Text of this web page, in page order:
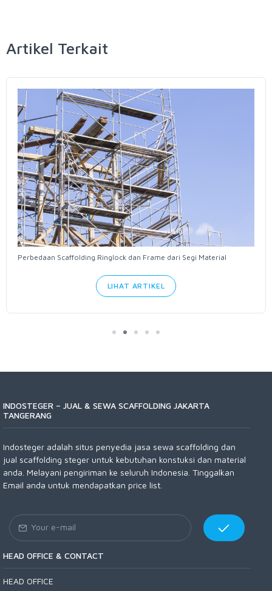
Artikel Terkait
Perbedaan Scaffolding Ringlock dan Frame dari Segi Material
LIHAT ARTIKEL
INDOSTEGER – JUAL & SEWA SCAFFOLDING JAKARTA
TANGERANG
Indosteger adalah situs penyedia jasa sewa scaffolding dan
jual scaffolding steger untuk kebutuhan konstuksi dan material
anda. Melayani pengiriman ke seluruh Indonesia. Tinggalkan
Email anda untuk mendapatkan price list.
HEAD OFFICE & CONTACT
HEAD OFFICE